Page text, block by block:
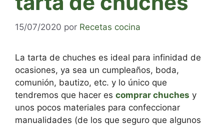
15/07/2020 por Recetas cocina
La tarta de chuches es ideal para infinidad de
ocasiones, ya sea un cumpleaños, boda,
comunión, bautizo, etc. y lo único que
tendremos que hacer es comprar chuches y
unos pocos materiales para confeccionar
manualidades (de los que seguro que algunos